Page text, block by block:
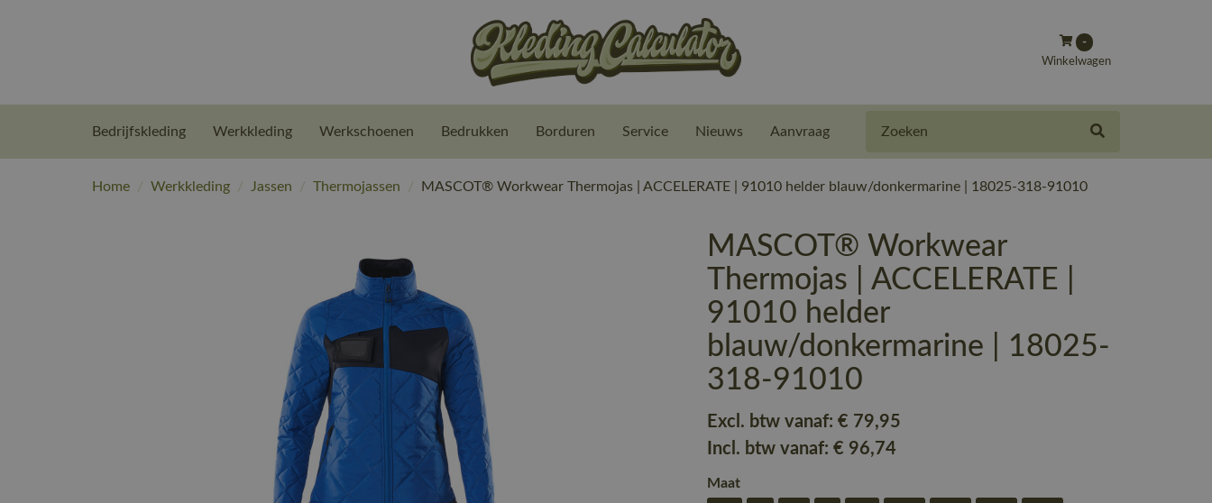
-
Winkelwagen
Bedrijfskleding Werkkleding Werkschoenen Bedrukken Borduren Service Nieuws Aanvraag
Home / Werkkleding / Jassen / Thermojassen / MASCOT® Workwear Thermojas | ACCELERATE | 91010 helder blauw/donkermarine | 18025-318-91010
MASCOT® Workwear
Thermojas | ACCELERATE |
91010 helder
blauw/donkermarine | 18025-
318-91010
Excl. btw vanaf:€ 79,95
Incl. btw vanaf:€ 96,74
Maat